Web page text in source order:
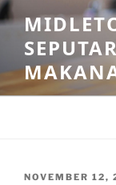
Skip
to
content
POSTED
NOVEMBER 12,